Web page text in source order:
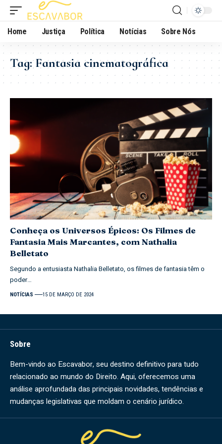
Home Justiça Política Notícias Sobre Nós
Tag:Fantasia cinematográfica
Conheça os Universos Épicos: Os Filmes de
Fantasia Mais Marcantes, com Nathalia
Belletato
Segundo a entusiasta Nathalia Belletato, os filmes de fantasia têm o
poder…
NOTÍCIAS 15 DE MARÇO DE 2024
Sobre
Bem-vindo ao Escavabor, seu destino definitivo para tudo
relacionado ao mundo do Direito. Aqui, oferecemos uma
análise aprofundada das principais novidades, tendências e
mudanças legislativas que moldam o cenário jurídico.